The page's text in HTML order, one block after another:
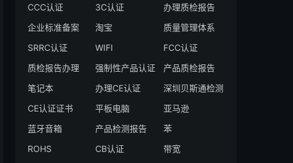
CCC认证
3C认证
办理质检报告
企业标准备案
淘宝
质量管理体系
SRRC认证
WIFI
FCC认证
质检报告办理
强制性产品认证
产品质检报告
笔记本
办理CE认证
深圳贝斯通检测
CE认证证书
平板电脑
亚马逊
蓝牙音箱
产品检测报告
苯
ROHS
CB认证
带宽